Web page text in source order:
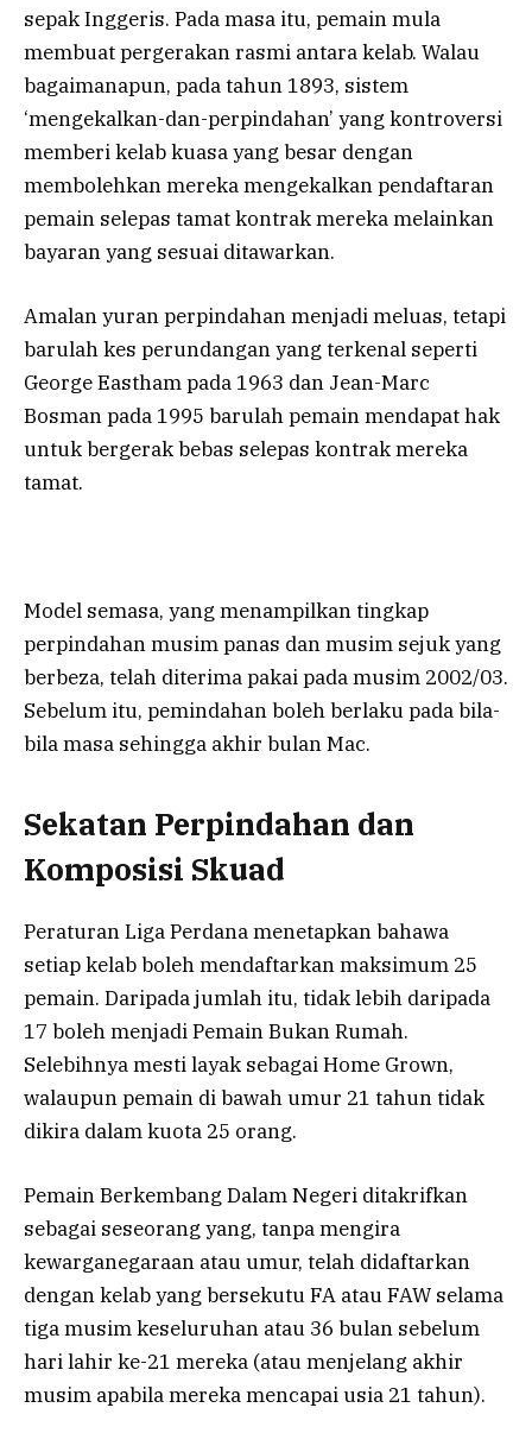
sepak Inggeris. Pada masa itu, pemain mula
membuat pergerakan rasmi antara kelab. Walau
bagaimanapun, pada tahun 1893, sistem
‘mengekalkan-dan-perpindahan’ yang kontroversi
memberi kelab kuasa yang besar dengan
membolehkan mereka mengekalkan pendaftaran
pemain selepas tamat kontrak mereka melainkan
bayaran yang sesuai ditawarkan.
Amalan yuran perpindahan menjadi meluas, tetapi
barulah kes perundangan yang terkenal seperti
George Eastham pada 1963 dan Jean-Marc
Bosman pada 1995 barulah pemain mendapat hak
untuk bergerak bebas selepas kontrak mereka
tamat.
Model semasa, yang menampilkan tingkap
perpindahan musim panas dan musim sejuk yang
berbeza, telah diterima pakai pada musim 2002/03.
Sebelum itu, pemindahan boleh berlaku pada bila-
bila masa sehingga akhir bulan Mac.
Sekatan Perpindahan dan
Komposisi Skuad
Peraturan Liga Perdana menetapkan bahawa
setiap kelab boleh mendaftarkan maksimum 25
pemain. Daripada jumlah itu, tidak lebih daripada
17 boleh menjadi Pemain Bukan Rumah.
Selebihnya mesti layak sebagai Home Grown,
walaupun pemain di bawah umur 21 tahun tidak
dikira dalam kuota 25 orang.
Pemain Berkembang Dalam Negeri ditakrifkan
sebagai seseorang yang, tanpa mengira
kewarganegaraan atau umur, telah didaftarkan
dengan kelab yang bersekutu FA atau FAW selama
tiga musim keseluruhan atau 36 bulan sebelum
hari lahir ke-21 mereka (atau menjelang akhir
musim apabila mereka mencapai usia 21 tahun).